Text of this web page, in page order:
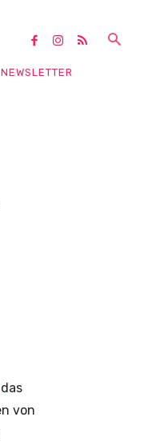
NEWSLETTER
das
von